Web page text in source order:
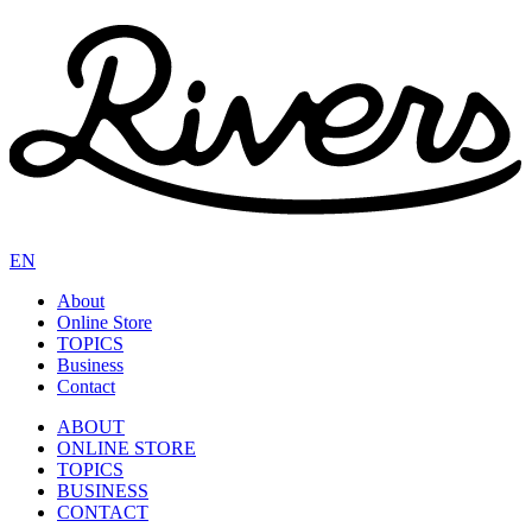
EN
About
Online Store
TOPICS
Business
Contact
ABOUT
ONLINE STORE
TOPICS
BUSINESS
CONTACT